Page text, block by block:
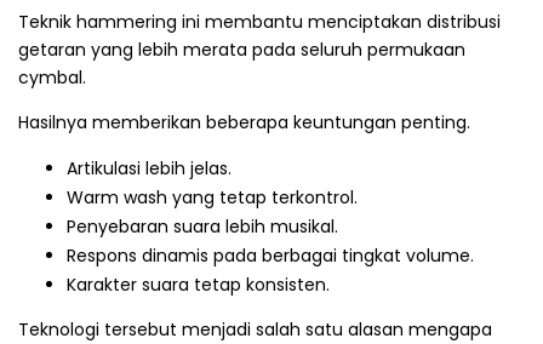
Teknik hammering ini membantu menciptakan distribusi
getaran yang lebih merata pada seluruh permukaan
cymbal.
Hasilnya memberikan beberapa keuntungan penting.
Artikulasi lebih jelas.
Warm wash yang tetap terkontrol.
Penyebaran suara lebih musikal.
Respons dinamis pada berbagai tingkat volume.
Karakter suara tetap konsisten.
Teknologi tersebut menjadi salah satu alasan mengapa